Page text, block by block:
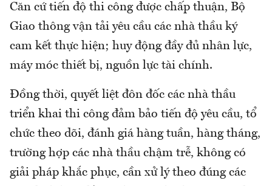
Căn cứ tiến độ thi công được chấp thuận, Bộ
Giao thông vận tải yêu cầu các nhà thầu ký
cam kết thực hiện; huy động đầy đủ nhân lực,
máy móc thiết bị, nguồn lực tài chính.
Đồng thời, quyết liệt đôn đốc các nhà thầu
triển khai thi công đảm bảo tiến độ yêu cầu, tổ
chức theo dõi, đánh giá hàng tuần, hàng tháng,
trường hợp các nhà thầu chậm trễ, không có
giải pháp khắc phục, cần xử lý theo đúng các